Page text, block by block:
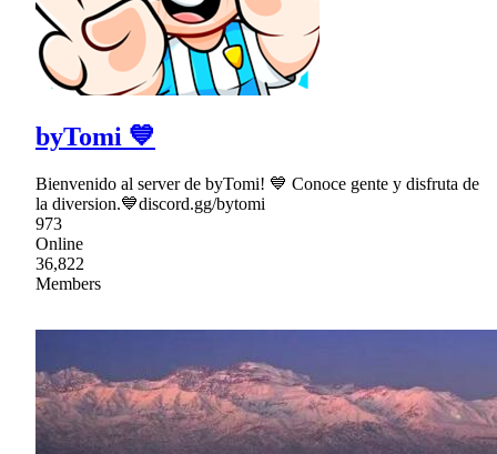
byTomi 💙
Bienvenido al server de byTomi! 💙 Conoce gente y disfruta de
la diversion.💙discord.gg/bytomi
973
Online
36,822
Members